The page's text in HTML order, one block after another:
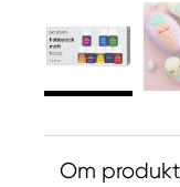
Om